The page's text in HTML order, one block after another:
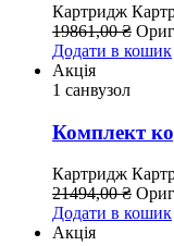
Картридж
19861,00₴
Додати в кошик
Акція
1 санвузол
Комплект
Картридж
21494,00₴
Додати в кошик
Акція